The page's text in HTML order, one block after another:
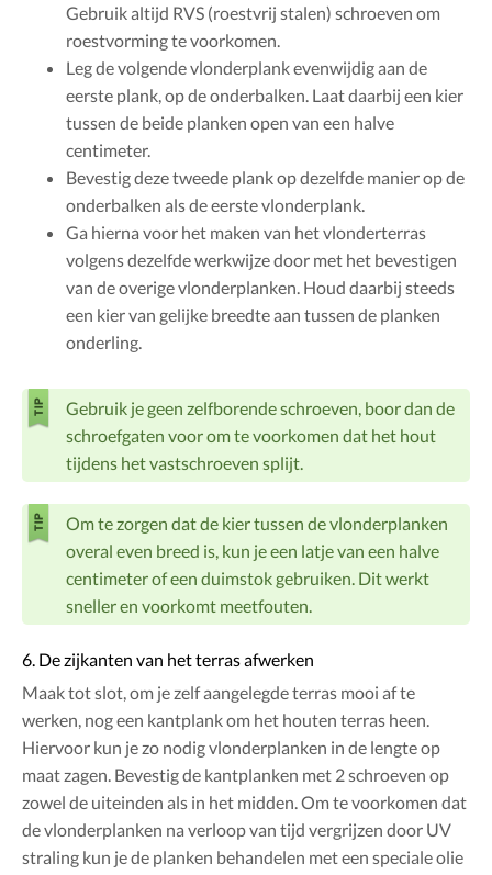
Gebruik altijd RVS (roestvrij stalen) schroeven om
roestvorming te voorkomen.
Leg de volgende vlonderplank evenwijdig aan de
eerste plank, op de onderbalken. Laat daarbij een kier
tussen de beide planken open van een halve
centimeter.
Bevestig deze tweede plank op dezelfde manier op de
onderbalken als de eerste vlonderplank.
Ga hierna voor het maken van het vlonderterras
volgens dezelfde werkwijze door met het bevestigen
van de overige vlonderplanken. Houd daarbij steeds
een kier van gelijke breedte aan tussen de planken
onderling.
Gebruik je geen zelfborende schroeven, boor dan de
schroefgaten voor om te voorkomen dat het hout
tijdens het vastschroeven splijt.
Om te zorgen dat de kier tussen de vlonderplanken
overal even breed is, kun je een latje van een halve
centimeter of een duimstok gebruiken. Dit werkt
sneller en voorkomt meetfouten.
6. De zijkanten van het terras afwerken
Maak tot slot, om je zelf aangelegde terras mooi af te
werken, nog een kantplank om het houten terras heen.
Hiervoor kun je zo nodig vlonderplanken in de lengte op
maat zagen. Bevestig de kantplanken met 2 schroeven op
zowel de uiteinden als in het midden. Om te voorkomen dat
de vlonderplanken na verloop van tijd vergrijzen door UV
straling kun je de planken behandelen met een speciale olie